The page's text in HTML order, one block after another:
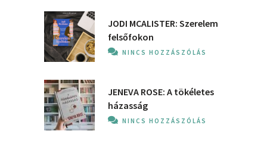
JODI MCALISTER: Szerelem
felsőfokon
NINCS HOZZÁSZÓLÁS
JENEVA ROSE: A ​tökéletes
házasság
NINCS HOZZÁSZÓLÁS